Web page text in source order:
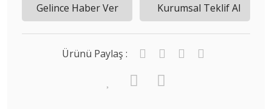
Gelince Haber Ver Kurumsal Teklif Al
Ürünü Paylaş :